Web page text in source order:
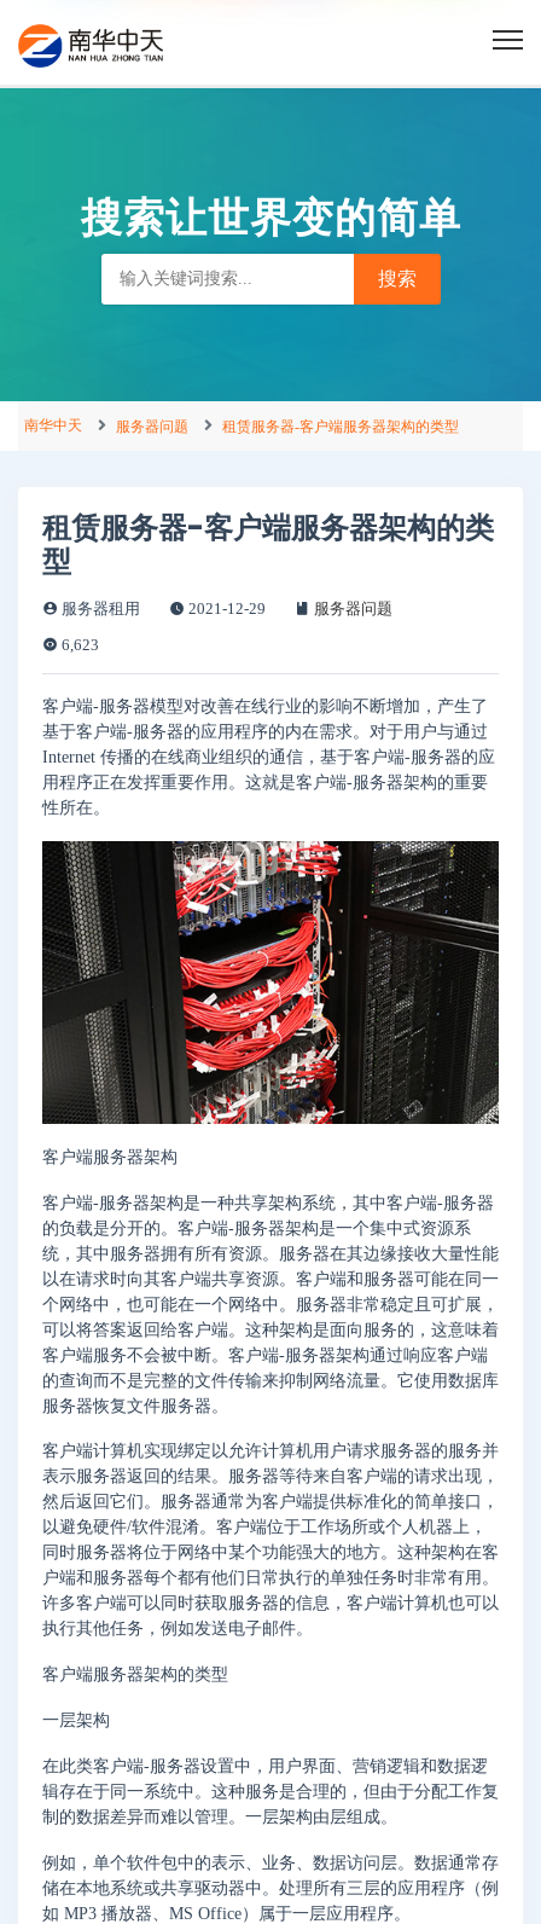
搜索让世界变的简单
南华中天 服务器问题 租赁服务器-客户端服务器架构的类型
租赁服务器-客户端服务器架构的类
型
服务器租用 2021-12-29
服务器问题
6,623
客户端-服务器模型对改善在线行业的影响不断增加，产生了
基于客户端-服务器的应用程序的内在需求。对于用户与通过
Internet 传播的在线商业组织的通信，基于客户端-服务器的应
用程序正在发挥重要作用。这就是客户端-服务器架构的重要
性所在。
客户端服务器架构
客户端-服务器架构是一种共享架构系统，其中客户端-服务器
的负载是分开的。客户端-服务器架构是一个集中式资源系
统，其中服务器拥有所有资源。服务器在其边缘接收大量性能
以在请求时向其客户端共享资源。客户端和服务器可能在同一
个网络中，也可能在一个网络中。服务器非常稳定且可扩展，
可以将答案返回给客户端。这种架构是面向服务的，这意味着
客户端服务不会被中断。客户端-服务器架构通过响应客户端
的查询而不是完整的文件传输来抑制网络流量。它使用数据库
服务器恢复文件服务器。
客户端计算机实现绑定以允许计算机用户请求服务器的服务并
表示服务器返回的结果。服务器等待来自客户端的请求出现，
然后返回它们。服务器通常为客户端提供标准化的简单接口，
以避免硬件/软件混淆。客户端位于工作场所或个人机器上，
同时服务器将位于网络中某个功能强大的地方。这种架构在客
户端和服务器每个都有他们日常执行的单独任务时非常有用。
许多客户端可以同时获取服务器的信息，客户端计算机也可以
执行其他任务，例如发送电子邮件。
客户端服务器架构的类型
一层架构
在此类客户端-服务器设置中，用户界面、营销逻辑和数据逻
辑存在于同一系统中。这种服务是合理的，但由于分配工作复
制的数据差异而难以管理。一层架构由层组成。
例如，单个软件包中的表示、业务、数据访问层。数据通常存
储在本地系统或共享驱动器中。处理所有三层的应用程序（例
如 MP3 播放器、MS Office）属于一层应用程序。